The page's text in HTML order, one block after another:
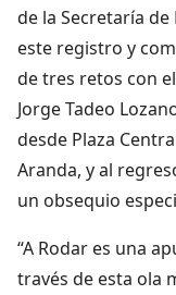
de la Secretaría
este registro y
de tres retos con
Jorge Tadeo
desde Plaza
Aranda, y al
un obsequio
“A Rodar es una
través de esta ola